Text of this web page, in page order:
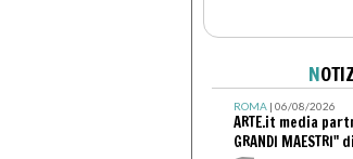
N
ROMA| 06/08/2026
ARTE.it media
GRANDI MAESTRI"